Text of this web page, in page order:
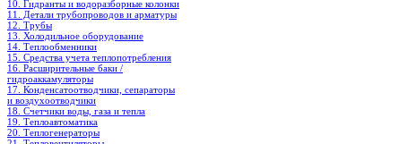
10. Гидранты и водоразборные колонки
11. Детали трубопроводов и арматуры
12. Трубы
13. Холодильное oборудование
14. Теплообменники
15. Средства учета теплопотребления
16. Расширительные баки /
гидроаккамуляторы
17. Конденсатоотводчики, сепараторы
и воздухоотводчики
18. Счетчики воды, газа и тепла
19. Теплоавтоматика
20. Теплогенераторы